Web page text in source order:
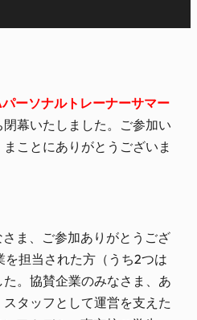
パーソナルトレーナーサマー
幕いたしました。ご参加い
ことにありがとうございま
ま、ご参加ありがとうござ
担当された方（うち2つは
。協賛企業のみなさま、あ
タッフとして運営を支えた